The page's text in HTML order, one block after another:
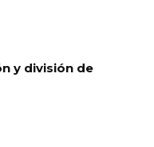
y división de